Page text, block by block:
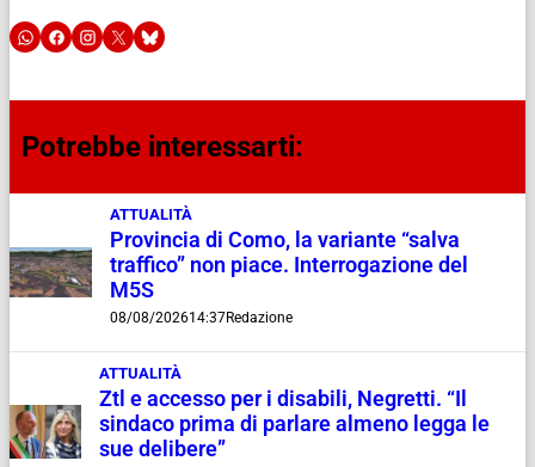
Potrebbe interessarti:
ATTUALITÀ
Provincia di Como, la variante “salva
traffico” non piace. Interrogazione del
M5S
08/08/202614:37Redazione
ATTUALITÀ
Ztl e accesso per i disabili, Negretti. “Il
sindaco prima di parlare almeno legga le
sue delibere”